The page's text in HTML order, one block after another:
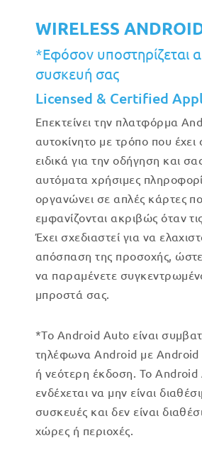
WIRELESS
*Εφόσον υποστηρίζεται
συσκευή σας
Licensed & Certified
Επεκτείνει την πλατφόρμα
αυτοκίνητο με τρόπο που έχει
ειδικά για την οδήγηση και
αυτόματα χρήσιμες
οργανώνει σε απλές κάρτες
εμφανίζονται ακριβώς όταν
Έχει σχεδιαστεί για να
απόσπαση της προσοχής,
να παραμένετε
μπροστά σας.
*Το Android Auto είναι
τηλέφωνα Android με Android
ή νεότερη έκδοση. Το Android
ενδέχεται να μην είναι
συσκευές και δεν είναι
χώρες ή περιοχές.